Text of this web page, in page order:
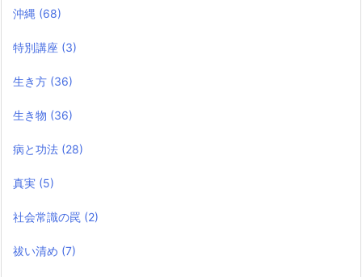
沖縄 (68)
特別講座 (3)
生き方 (36)
生き物 (36)
病と功法 (28)
真実 (5)
社会常識の罠 (2)
祓い清め (7)